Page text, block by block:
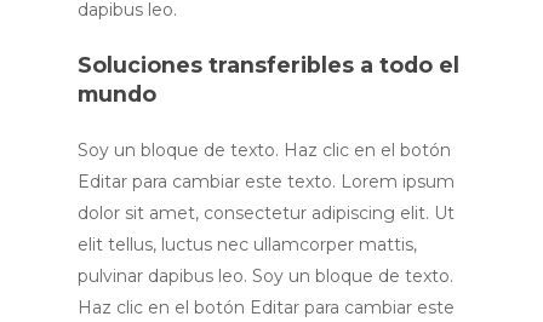
dapibus leo.
Soluciones transferibles a todo el
mundo
Soy un bloque de texto. Haz clic en el botón
Editar para cambiar este texto. Lorem ipsum
dolor sit amet, consectetur adipiscing elit. Ut
elit tellus, luctus nec ullamcorper mattis,
pulvinar dapibus leo. Soy un bloque de texto.
Haz clic en el botón Editar para cambiar este